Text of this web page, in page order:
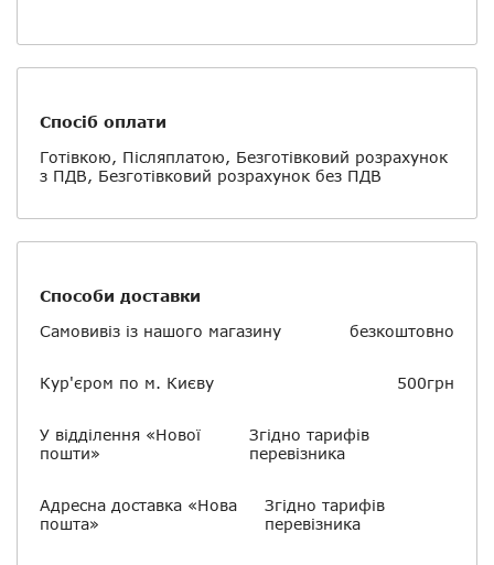
Спосіб оплати
Готівкою, Післяплатою, Безготівковий розрахунок
з ПДВ, Безготівковий розрахунок без ПДВ
Способи доставки
Самовивіз із нашого магазину
безкоштовно
Кур'єром по м. Києву 500грн
У відділення «Нової
пошти»
Згідно тарифів
перевізника
Адресна доставка «Нова
пошта»
Згідно тарифів
перевізника